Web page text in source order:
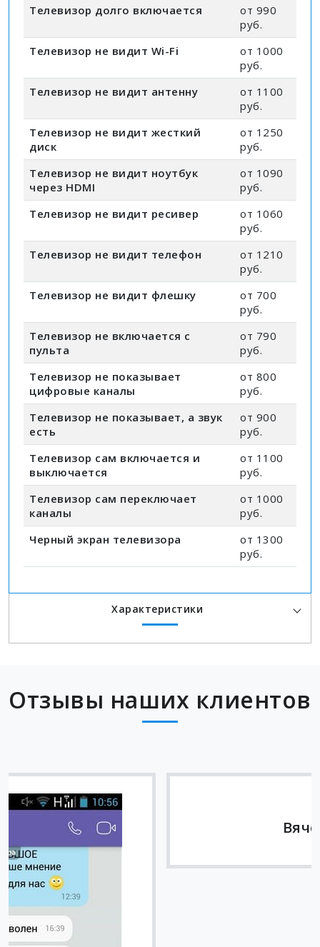
Телевизор долго включается
от 990
руб.
Телевизор не видит Wi-Fi
от 1000
руб.
Телевизор не видит антенну
от 1100
руб.
Телевизор не видит жесткий
диск
от 1250
руб.
Телевизор не видит ноутбук
через HDMI
от 1090
руб.
Телевизор не видит ресивер
от 1060
руб.
Телевизор не видит телефон
от 1210
руб.
Телевизор не видит флешку
от 700
руб.
Телевизор не включается с
пульта
от 790
руб.
Телевизор не показывает
цифровые каналы
от 800
руб.
Телевизор не показывает, а звук
есть
от 900
руб.
Телевизор сам включается и
выключается
от 1100
руб.
Телевизор сам переключает
каналы
от 1000
руб.
Черный экран телевизора
от 1300
руб.
Характеристики
Отзывы наших клиентов